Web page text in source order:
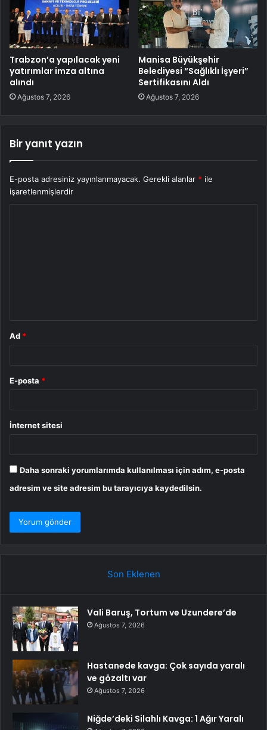
Trabzon’a yapılacak yeni
yatırımlar imza altına
alındı
Ağustos 7, 2026
Manisa Büyükşehir
Belediyesi “Sağlıklı İşyeri”
Sertifikasını Aldı
Ağustos 7, 2026
Bir yanıt yazın
E-posta adresiniz yayınlanmayacak. Gerekli alanlar * ile
işaretlenmişlerdir
Ad *
E-posta *
İnternet sitesi
Daha sonraki yorumlarımda kullanılması için adım, e-posta
adresim ve site adresim bu tarayıcıya kaydedilsin.
Son Eklenen
Vali Baruş, Tortum ve Uzundere’de
Ağustos 7, 2026
Hastanede kavga: Çok sayıda yaralı
ve gözaltı var
Ağustos 7, 2026
Niğde’deki Silahlı Kavga: 1 Ağır Yaralı